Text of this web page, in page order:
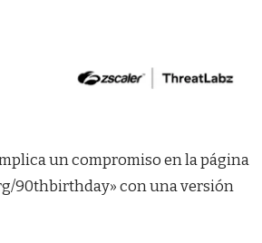
un compromiso en la página
90thbirthday» con una versión